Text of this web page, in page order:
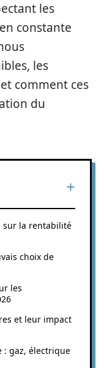
les
constante
les
comment ces
du
sur la rentabilité
choix de
les
et leur impact
: gaz, électrique